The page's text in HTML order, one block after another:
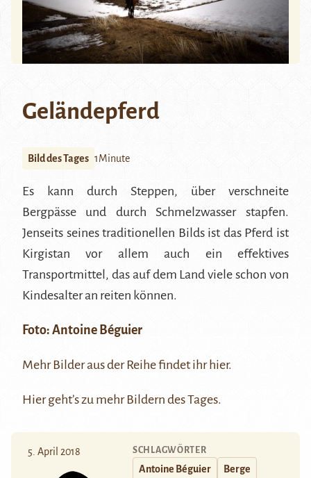
Geländepferd
Bild des Tages 1Minute
Es kann durch Steppen, über verschneite
Bergpässe und durch Schmelzwasser stapfen.
Jenseits seines traditionellen Bilds ist das Pferd ist
Kirgistan vor allem auch ein effektives
Transportmittel, das auf dem Land viele schon von
Kindesalter an reiten können.
Foto: Antoine Béguier
Mehr Bilder aus der Reihe findet ihrhier.
Hiergeht’s zu mehr Bildern des Tages.
5. April 2018 SCHLAGWÖRTER
Antoine Béguier Berge